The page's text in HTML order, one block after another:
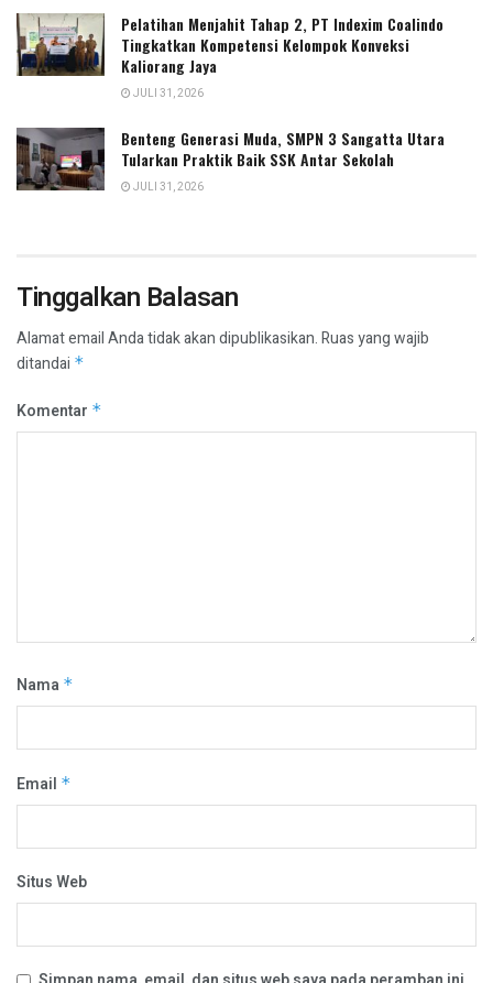
Pelatihan Menjahit Tahap 2, PT Indexim Coalindo
Tingkatkan Kompetensi Kelompok Konveksi
Kaliorang Jaya
JULI 31, 2026
Benteng Generasi Muda, SMPN 3 Sangatta Utara
Tularkan Praktik Baik SSK Antar Sekolah
JULI 31, 2026
Tinggalkan Balasan
Alamat email Anda tidak akan dipublikasikan.Ruas yang wajib
ditandai *
Komentar *
Nama *
Email *
Situs Web